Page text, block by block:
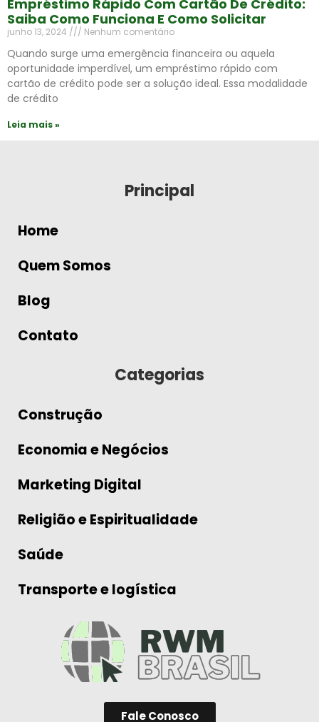
Empréstimo Rápido Com Cartão De Crédito:
Saiba Como Funciona E Como Solicitar
junho 13, 2024 Nenhum comentário
Quando surge uma emergência financeira ou aquela
oportunidade imperdível, um empréstimo rápido com
cartão de crédito pode ser a solução ideal. Essa modalidade
de crédito
Leia mais »
Principal
Home
Quem Somos
Blog
Contato
Categorias
Construção
Economia e Negócios
Marketing Digital
Religião e Espiritualidade
Saúde
Transporte e logística
Fale Conosco